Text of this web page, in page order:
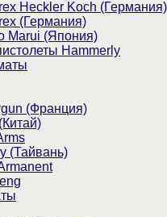
Heckler Koch (Германия)
(Германия)
Marui (Япония)
Hammerly
(Франция)
(Тайвань)